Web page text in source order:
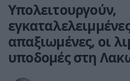
Υπολειτουργούν,
απαξιωμένες, οι
υποδομές στη